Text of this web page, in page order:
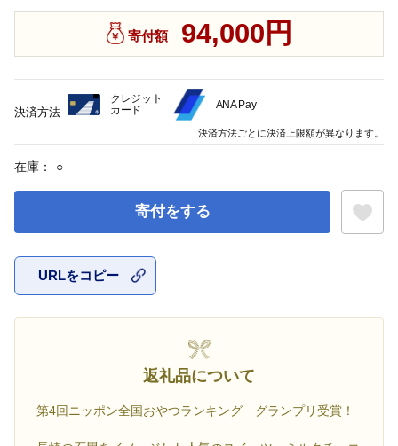
寄付額 94,000円
在庫： ○
寄付をする
URLをコピー
返礼品について
第4回ニッポン全国おやつランキング グランプリ受賞！
決済方法
クレジット
カード
ANA Pay
決済方法ごとに決済上限額が異なります。